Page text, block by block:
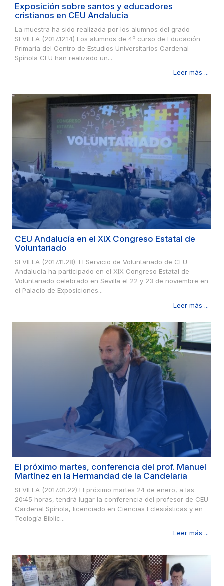
Exposición sobre santos y educadores
cristianos en CEU Andalucía
La muestra ha sido realizada por los alumnos del grado
SEVILLA (2017.12.14) Los alumnos de 4º curso de Educación
Primaria del Centro de Estudios Universitarios Cardenal
Spínola CEU han realizado un...
Leer más ...
CEU Andalucía en el XIX Congreso Estatal de
Voluntariado
SEVILLA (2017.11.28). El Servicio de Voluntariado de CEU
Andalucía ha participado en el XIX Congreso Estatal de
Voluntariado celebrado en Sevilla el 22 y 23 de noviembre en
el Palacio de Exposiciones...
Leer más ...
El próximo martes, conferencia del prof. Manuel
Martínez en la Hermandad de la Candelaria
SEVILLA (2017.01.22) El próximo martes 24 de enero, a las
20:45 horas, tendrá lugar la conferencia del profesor de CEU
Cardenal Spínola, licenciado en Ciencias Eclesiásticas y en
Teología Bíblic...
Leer más ...